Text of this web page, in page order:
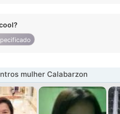
mulher Calabarzon